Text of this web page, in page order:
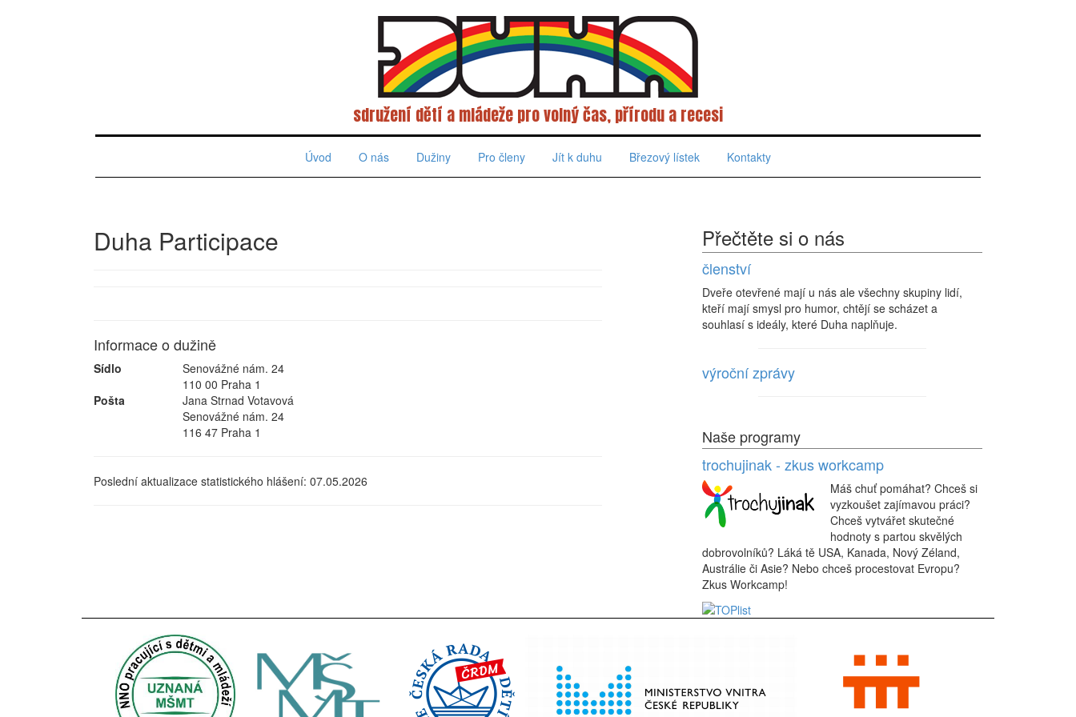
sdružení dětí a mládeže pro volný čas, přírodu a recesi
Úvod O nás Dužiny Pro členy Jít k duhu Březový lístek Kontakty
Duha Participace
Informace o dužině
Sídlo
Senovážné nám. 24
110 00 Praha 1
Pošta
Jana Strnad Votavová
Senovážné nám. 24
116 47 Praha 1
Poslední aktualizace statistického hlášení: 07.05.2026
Přečtěte si o nás
členství
Dveře otevřené mají u nás ale všechny skupiny lidí,
kteří mají smysl pro humor, chtějí se scházet a
souhlasí s ideály, které Duha naplňuje.
výroční zprávy
Naše programy
trochujinak - zkus workcamp
Máš chuť pomáhat? Chceš si
vyzkoušet zajímavou práci?
Chceš vytvářet skutečné
hodnoty s partou skvělých
dobrovolníků? Láká tě USA, Kanada, Nový Zéland,
Austrálie či Asie? Nebo chceš procestovat Evropu?
Zkus Workcamp!